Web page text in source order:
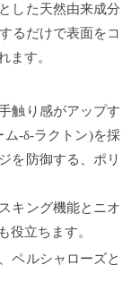
した天然由来成分
るだけで表面をコ
ます。
触り感がアップす
-δ-ラクトン)を採
を防御する、ポリ
キング機能とニオ
役立ちます。
ペルシャローズと